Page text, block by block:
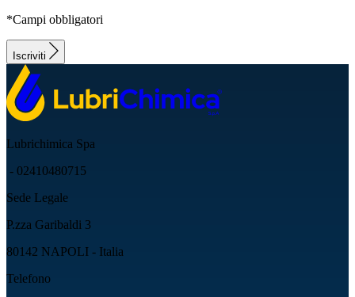
*Campi obbligatori
Iscriviti
Lubrichimica Spa
- 02410480715
Sede Legale
P.zza Garibaldi 3
80142 NAPOLI - Italia
Telefono